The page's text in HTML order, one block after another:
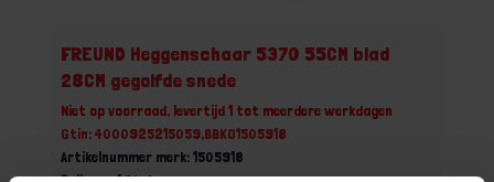
FREUND Heggenschaar 5370 55CM blad
28CM gegolfde snede
Niet op voorraad, levertijd 1 tot meerdere werkdagen
Gtin: 4000925215059,BBKO1505918
Artikelnummer merk: 1505918